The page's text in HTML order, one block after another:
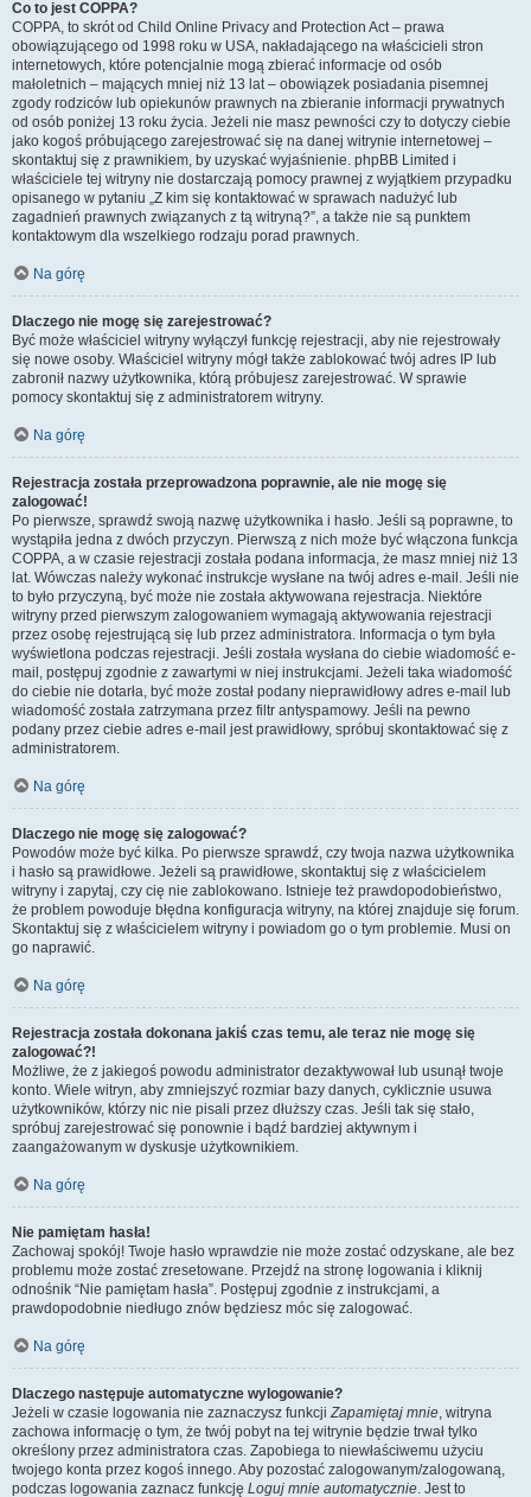
Co to jest COPPA?
COPPA, to skrót od Child Online Privacy and Protection Act – prawa
obowiązującego od 1998 roku w USA, nakładającego na właścicieli stron
internetowych, które potencjalnie mogą zbierać informacje od osób
małoletnich – mających mniej niż 13 lat – obowiązek posiadania pisemnej
zgody rodziców lub opiekunów prawnych na zbieranie informacji prywatnych
od osób poniżej 13 roku życia. Jeżeli nie masz pewności czy to dotyczy ciebie
jako kogoś próbującego zarejestrować się na danej witrynie internetowej –
skontaktuj się z prawnikiem, by uzyskać wyjaśnienie. phpBB Limited i
właściciele tej witryny nie dostarczają pomocy prawnej z wyjątkiem przypadku
opisanego w pytaniu „Z kim się kontaktować w sprawach nadużyć lub
zagadnień prawnych związanych z tą witryną?”, a także nie są punktem
kontaktowym dla wszelkiego rodzaju porad prawnych.
Na górę
Dlaczego nie mogę się zarejestrować?
Być może właściciel witryny wyłączył funkcję rejestracji, aby nie rejestrowały
się nowe osoby. Właściciel witryny mógł także zablokować twój adres IP lub
zabronił nazwy użytkownika, którą próbujesz zarejestrować. W sprawie
pomocy skontaktuj się z administratorem witryny.
Na górę
Rejestracja została przeprowadzona poprawnie, ale nie mogę się
zalogować!
Po pierwsze, sprawdź swoją nazwę użytkownika i hasło. Jeśli są poprawne, to
wystąpiła jedna z dwóch przyczyn. Pierwszą z nich może być włączona funkcja
COPPA, a w czasie rejestracji została podana informacja, że masz mniej niż 13
lat. Wówczas należy wykonać instrukcje wysłane na twój adres e-mail. Jeśli nie
to było przyczyną, być może nie została aktywowana rejestracja. Niektóre
witryny przed pierwszym zalogowaniem wymagają aktywowania rejestracji
przez osobę rejestrującą się lub przez administratora. Informacja o tym była
wyświetlona podczas rejestracji. Jeśli została wysłana do ciebie wiadomość e-
mail, postępuj zgodnie z zawartymi w niej instrukcjami. Jeżeli taka wiadomość
do ciebie nie dotarła, być może został podany nieprawidłowy adres e-mail lub
wiadomość została zatrzymana przez filtr antyspamowy. Jeśli na pewno
podany przez ciebie adres e-mail jest prawidłowy, spróbuj skontaktować się z
administratorem.
Na górę
Dlaczego nie mogę się zalogować?
Powodów może być kilka. Po pierwsze sprawdź, czy twoja nazwa użytkownika
i hasło są prawidłowe. Jeżeli są prawidłowe, skontaktuj się z właścicielem
witryny i zapytaj, czy cię nie zablokowano. Istnieje też prawdopodobieństwo,
że problem powoduje błędna konfiguracja witryny, na której znajduje się forum.
Skontaktuj się z właścicielem witryny i powiadom go o tym problemie. Musi on
go naprawić.
Na górę
Rejestracja została dokonana jakiś czas temu, ale teraz nie mogę się
zalogować?!
Możliwe, że z jakiegoś powodu administrator dezaktywował lub usunął twoje
konto. Wiele witryn, aby zmniejszyć rozmiar bazy danych, cyklicznie usuwa
użytkowników, którzy nic nie pisali przez dłuższy czas. Jeśli tak się stało,
spróbuj zarejestrować się ponownie i bądź bardziej aktywnym i
zaangażowanym w dyskusje użytkownikiem.
Na górę
Nie pamiętam hasła!
Zachowaj spokój! Twoje hasło wprawdzie nie może zostać odzyskane, ale bez
problemu może zostać zresetowane. Przejdź na stronę logowania i kliknij
odnośnik “Nie pamiętam hasła”. Postępuj zgodnie z instrukcjami, a
prawdopodobnie niedługo znów będziesz móc się zalogować.
Na górę
Dlaczego następuje automatyczne wylogowanie?
Jeżeli w czasie logowania nie zaznaczysz funkcjiZapamiętaj mnie, witryna
zachowa informację o tym, że twój pobyt na tej witrynie będzie trwał tylko
określony przez administratora czas. Zapobiega to niewłaściwemu użyciu
twojego konta przez kogoś innego. Aby pozostać zalogowanym/zalogowaną,
podczas logowania zaznacz funkcję Loguj mnie automatycznie. Jest to